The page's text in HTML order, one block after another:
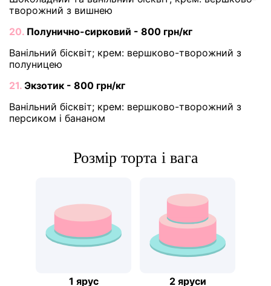
творожний з вишнею
20. Полунично-сирковий - 800 грн/кг
Ванільний бісквіт; крем: вершково-творожний з
полуницею
21. Экзотик - 800 грн/кг
Ванільний бісквіт; крем: вершково-творожний з
персиком і бананом
Розмір торта і вага
1 ярус
2 яруси